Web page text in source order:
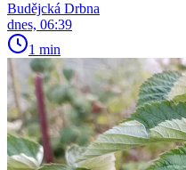
Budějcká Drbna
dnes, 06:39
1 min